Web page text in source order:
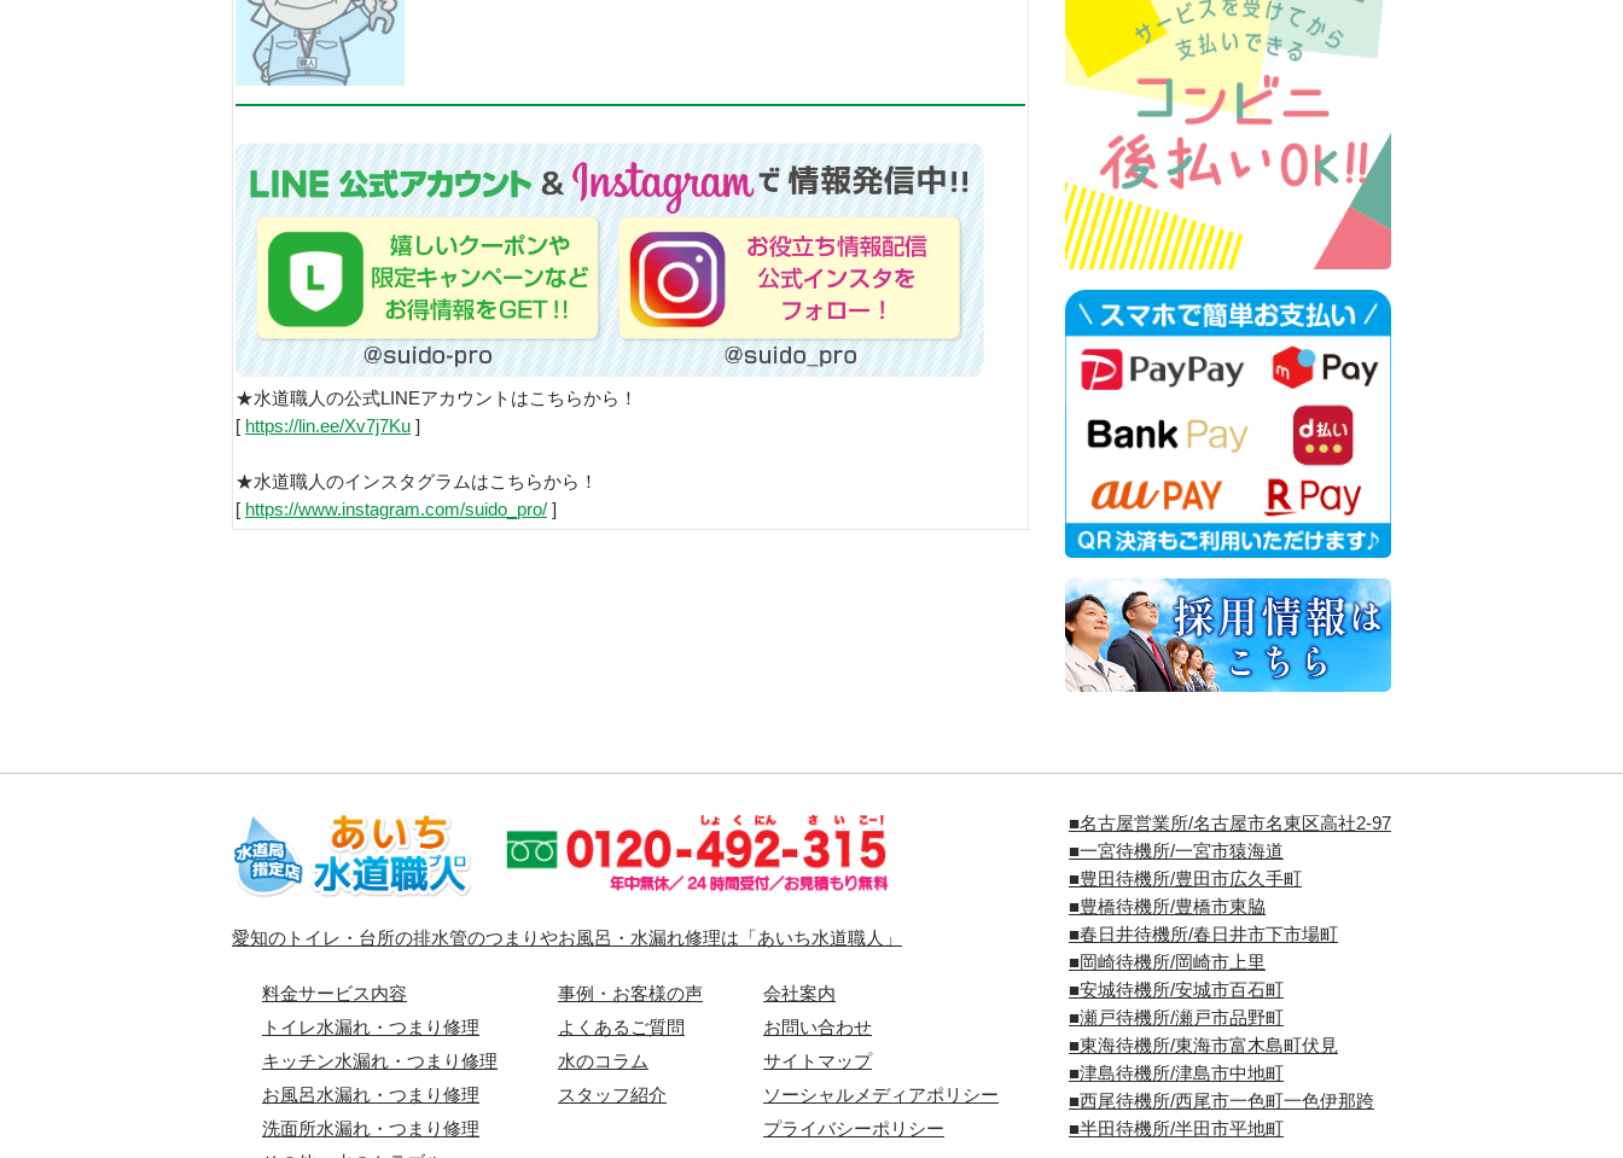
★水道職人の公式LINEアカウントはこちらから！
[ https://lin.ee/Xv7j7Ku ]
★水道職人のインスタグラムはこちらから！
[ https://www.instagram.com/suido_pro/ ]
愛知のトイレ・台所の排水管のつまりやお風呂・水漏れ修理は「あいち水道職人」
料金サービス内容
トイレ水漏れ・つまり修理
キッチン水漏れ・つまり修理
お風呂水漏れ・つまり修理
洗面所水漏れ・つまり修理
事例・お客様の声
よくあるご質問
水のコラム
スタッフ紹介
会社案内
お問い合わせ
サイトマップ
ソーシャルメディアポリシー
プライバシーポリシー
■名古屋営業所/名古屋市名東区高社2-97
■一宮待機所/一宮市猿海道
■豊田待機所/豊田市広久手町
■豊橋待機所/豊橋市東脇
■春日井待機所/春日井市下市場町
■岡崎待機所/岡崎市上里
■安城待機所/安城市百石町
■瀬戸待機所/瀬戸市品野町
■東海待機所/東海市富木島町伏見
■津島待機所/津島市中地町
■西尾待機所/西尾市一色町一色伊那跨
■半田待機所/半田市平地町